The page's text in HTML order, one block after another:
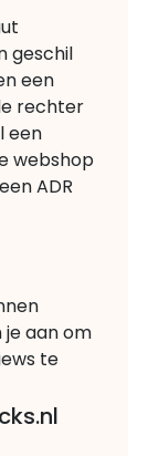
geschil
een
rechter
een
webshop
ADR
je aan om
te